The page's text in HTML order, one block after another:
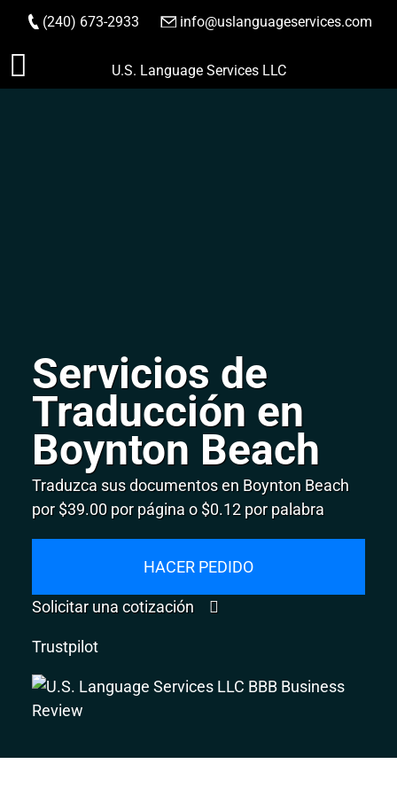
Saltar
(240) 673-2933 info@uslanguageservices.com
HACER PEDIDO
U.S. Language Services LLC
Servicios de
Traducción en
Boynton Beach
Traduzca sus documentos en Boynton Beach
por $39.00 por página o $0.12 por palabra
HACER PEDIDO
Solicitar una cotización
Trustpilot